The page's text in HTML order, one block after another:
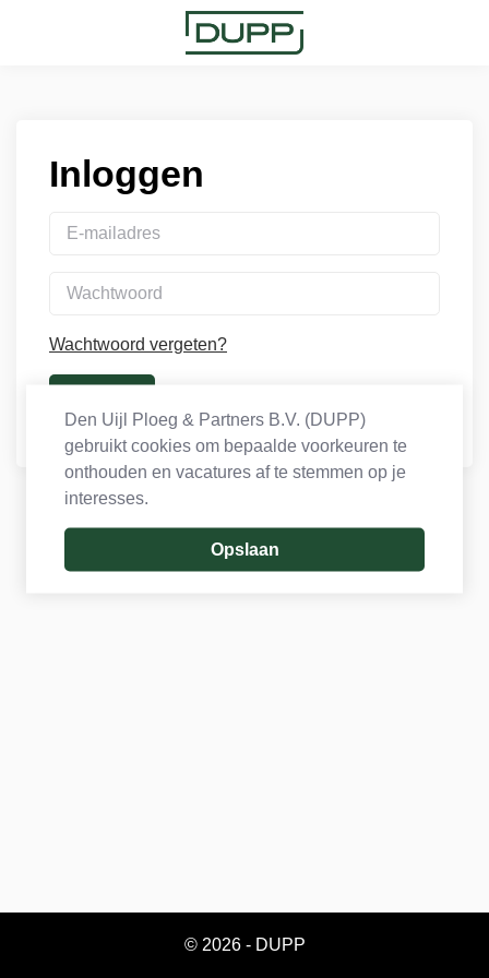
Inloggen
Wachtwoord vergeten?
© 2026 - DUPP
Den Uijl Ploeg & Partners B.V. (DUPP)
gebruikt cookies om bepaalde voorkeuren te
onthouden en vacatures af te stemmen op je
interesses.